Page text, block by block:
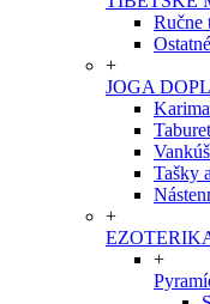
Ručne
Ostatné
+
JOGA
Tašky
+
+